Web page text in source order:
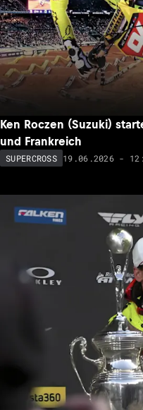
Ken Roczen (Suzuki)
und Frankreich
SUPERCROSS 19.06.2026 -